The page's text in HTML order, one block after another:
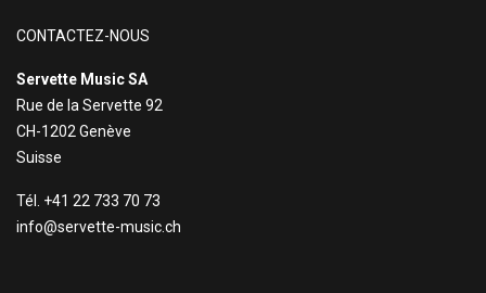
CONTACTEZ-NOUS
Servette Music SA
Rue de la Servette 92
CH-1202 Genève
Suisse
Tél. +41 22 733 70 73
info@servette-music.ch